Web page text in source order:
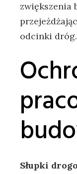
zwiększenia
odcinki dróg.
Słupki